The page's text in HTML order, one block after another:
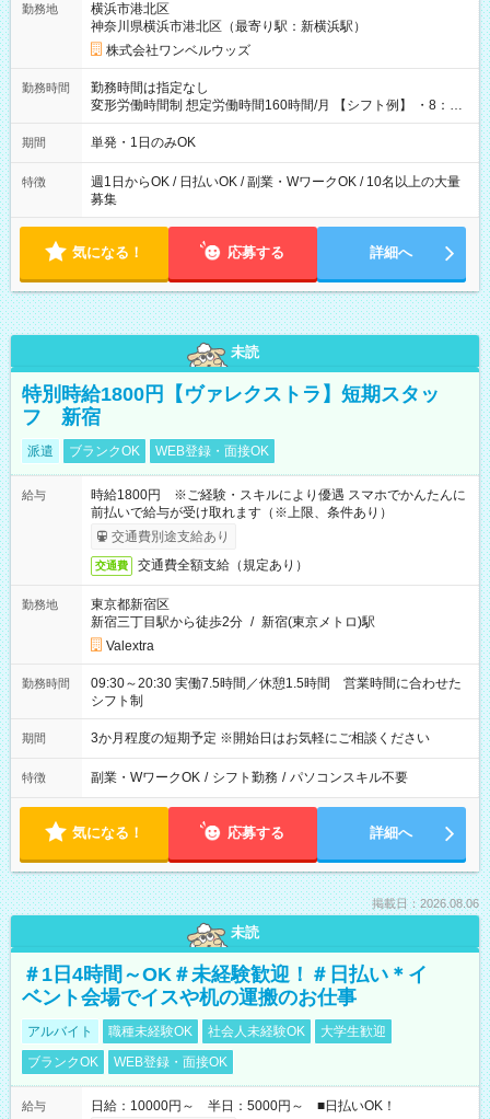
勤務地
横浜市港北区
神奈川県横浜市港北区（最寄り駅：新横浜駅）
株式会社ワンベルウッズ
勤務時間
勤務時間は指定なし
変形労働時間制 想定労働時間160時間/月 【シフト例】 ・8：00
～21：00
期間 単発・1日のみOK
特徴
週1日からOK / 日払いOK / 副業・WワークOK / 10名以上の大量
募集
気になる！ 応募する 詳細へ
未読
特別時給1800円【ヴァレクストラ】短期スタッ
フ 新宿
派遣 ブランクOK WEB登録・面接OK
給与
時給1800円 ※ご経験・スキルにより優遇 スマホでかんたんに
前払いで給与が受け取れます（※上限、条件あり）
交通費別途支給あり
交通費 交通費全額支給（規定あり）
勤務地
東京都新宿区
新宿三丁目駅から徒歩2分 / 新宿(東京メトロ)駅
Valextra
勤務時間
09:30～20:30 実働7.5時間／休憩1.5時間 営業時間に合わせた
シフト制
期間 3か月程度の短期予定 ※開始日はお気軽にご相談ください
特徴 副業・WワークOK / シフト勤務 / パソコンスキル不要
気になる！ 応募する 詳細へ
掲載日：2026.08.06
未読
＃1日4時間～OK＃未経験歓迎！＃日払い＊イ
ベント会場でイスや机の運搬のお仕事
アルバイト 職種未経験OK 社会人未経験OK
大学生歓迎
ブランクOK
WEB登録・面接OK
給与
日給：10000円～ 半日：5000円～ ■日払いOK！